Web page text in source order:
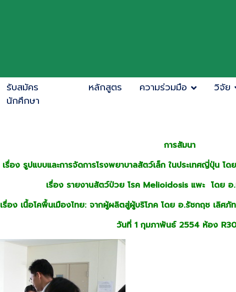
รับสมัคร
นักศึกษา
หลักสูตร ความร่วมมือ วิจัย
การสัมนา
เรื่อง รูปแบบและการจัดการโรงพยาบาลสัตว์เล็ก ในประเทศญี่ปุ่น
เรื่อง รายงานสัตว์ป่วย โรค Melioidosis แพะ โดย
เรื่อง เนื้อโคพื้นเมืองไทย: จากผู้ผลิตสู่ผู้บริโภค โดย อ.รัชกฤช เลิศ
วันที่ 1 กุมภาพันธ์ 2554 ห้อง